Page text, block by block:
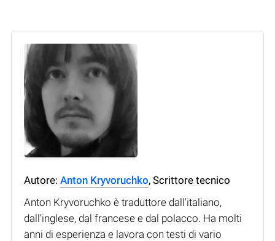
Autore: Anton Kryvoruchko, Scrittore tecnico
Anton Kryvoruchko è traduttore dall'italiano,
dall'inglese, dal francese e dal polacco. Ha molti
anni di esperienza e lavora con testi di vario